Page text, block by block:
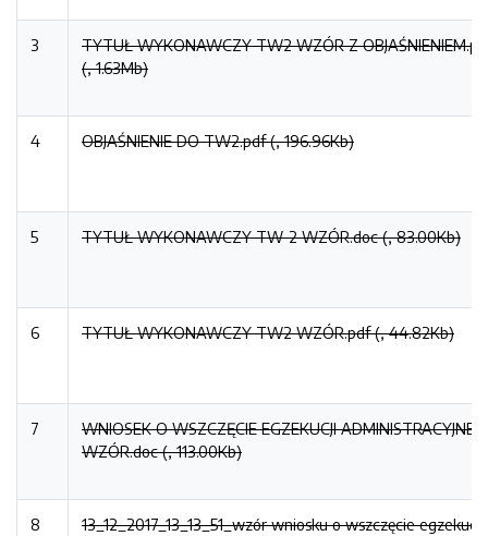
3
TYTUŁ WYKONAWCZY TW2 WZÓR Z
(, 1.63Mb)
4 OBJAŚNIENIE DO TW2.pdf (, 196.96Kb)
5 TYTUŁ WYKONAWCZY TW-2 WZÓR.doc (, 83.00Kb)
6 TYTUŁ WYKONAWCZY TW2 WZÓR.pdf (, 44.82Kb)
7
WNIOSEK O WSZCZĘCIE EGZEKUCJI ADMINISTRACYJNEJ
WZÓR.doc (, 113.00Kb)
8
13_12_2017_13_13_51_wzór wniosku o wszczęcie egzekucji